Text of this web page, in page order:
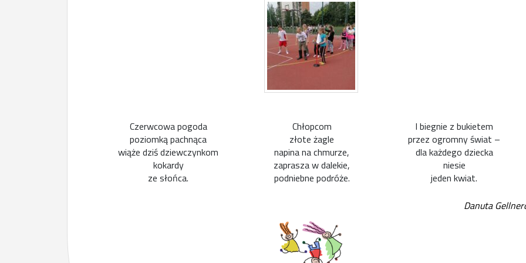
Czerwcowa pogoda
poziomką pachnąca
wiąże dziś dziewczynkom
kokardy
ze słońca.
Chłopcom
złote żagle
napina na chmurze,
zaprasza w dalekie,
podniebne podróże.
I biegnie z bukietem
przez ogromny świat –
dla każdego dziecka
niesie
jeden kwiat.
Danuta